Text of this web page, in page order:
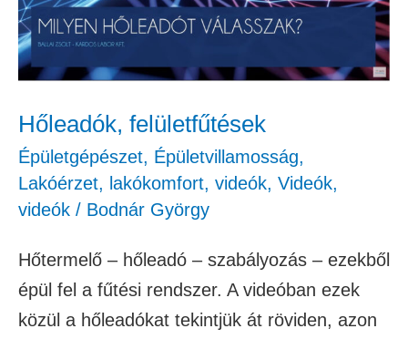
Hőleadók, felületfűtések
Épületgépészet, Épületvillamosság,
Lakóérzet, lakókomfort, videók, Videók,
videók / Bodnár György
Hőtermelő – hőleadó – szabályozás – ezekből
épül fel a fűtési rendszer. A videóban ezek
közül a hőleadókat tekintjük át röviden, azon